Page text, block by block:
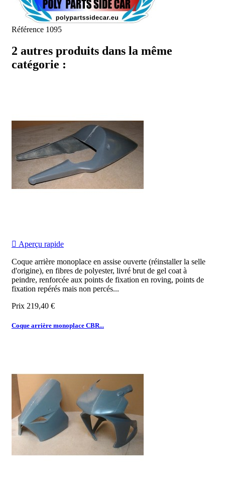
Référence 1095
2 autres produits dans la même
catégorie :
 Aperçu rapide
Coque arrière monoplace en assise ouverte (réinstaller la selle
d'origine), en fibres de polyester, livré brut de gel coat à
peindre, renforcée aux points de fixation en roving, points de
fixation repérés mais non percés...
Prix 219,40 €
Coque arrière monoplace CBR...